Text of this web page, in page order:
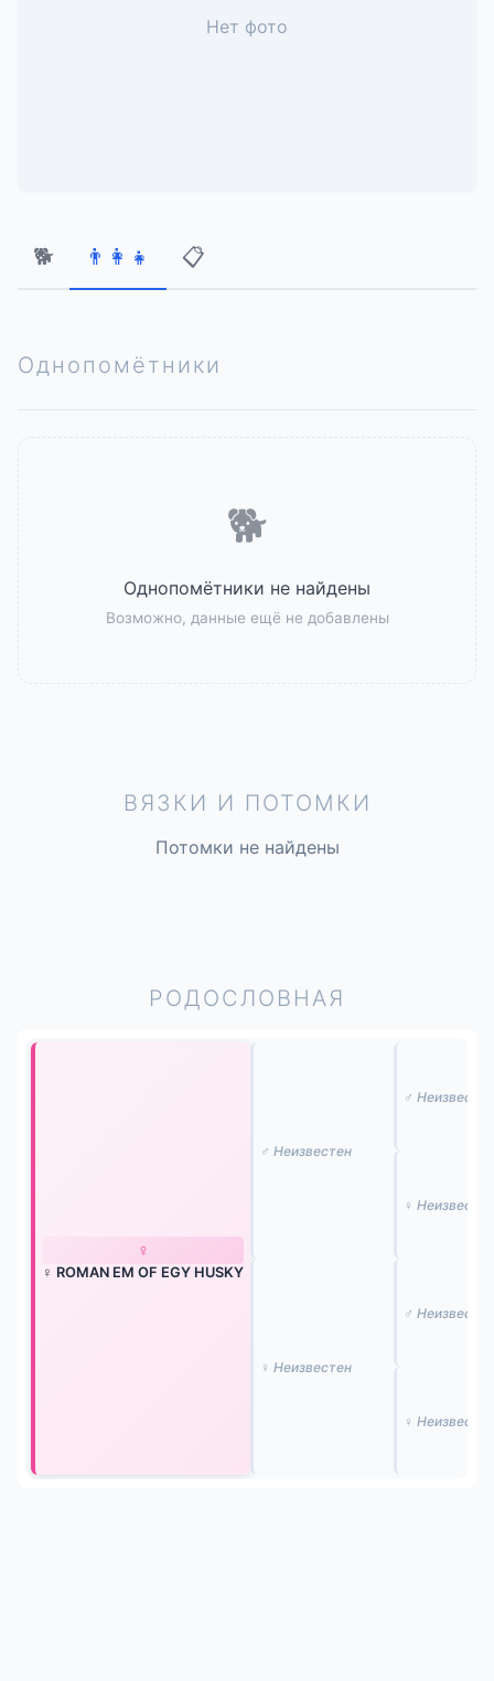
Нет фото
🐕 👨‍👩‍👧 📋
Однопомётники
🐕
Однопомётники не найдены
Возможно, данные ещё не добавлены
ВЯЗКИ И ПОТОМКИ
Потомки не найдены
РОДОСЛОВНАЯ
♀
♀ ROMAN EM OF EGY HUSKY
♂ Неизвестен
♀ Неизвестен
♂ Неизвестен
♀ Неизвестен
♂ Неизвестен
♀ Неизвестен